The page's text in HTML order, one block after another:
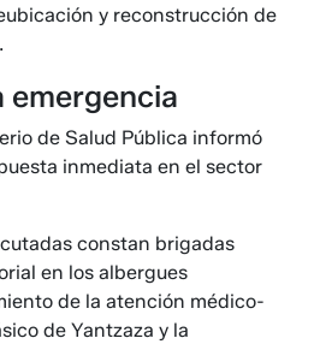
y reconstrucción de
emergencia
de Salud Pública informó
inmediata en el sector
constan brigadas
en los albergues
de la atención médico-
de Yantzaza y la